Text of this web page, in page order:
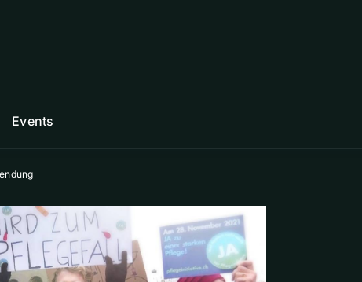
Events